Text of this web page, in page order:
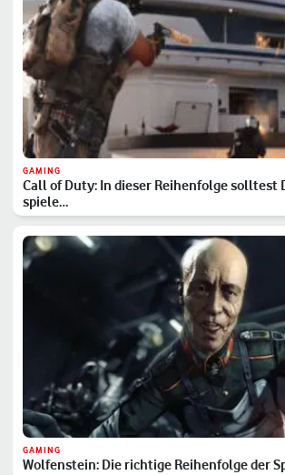
GAMING
Call of Duty: In dieser Reihenfolge solltest
spiele…
GAMING
Wolfenstein: Die richtige Reihenfolge der